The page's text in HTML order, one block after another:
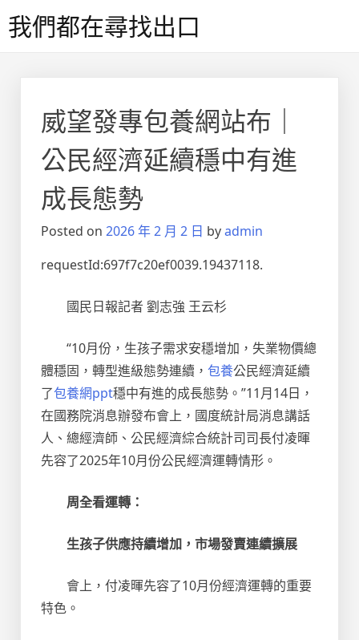
to我們都在尋找出口
威望發專包養網站布｜
公民經濟延續穩中有進
成長態勢
Posted on 2026 年 2 月 2 日 byadmin
requestId:697f7c20ef0039.19437118.
國民日報記者 劉志強 王云杉
“10月份，生孩子需求安穩增加，失業物價總
體穩固，轉型進級態勢連續， 包養公民經濟延續
了包養網ppt穩中有進的成長態勢。”11月14日，
在國務院消息辦發布會上，國度統計局消息講話
人、總經濟師、公民經濟綜合統計司司長付凌暉
先容了2025年10月份公民經濟運轉情形。
周全看運轉：
生孩子供應持續增加，市場發賣連續擴展
會上，付凌暉先容了10月份經濟運轉的重要
特色。